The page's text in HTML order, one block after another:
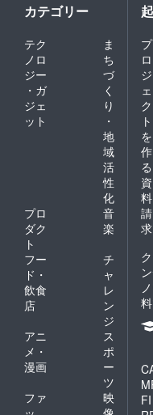
カテゴリー
テク
ノロ
ジー
・ガ
ジェ
ット
ま
ち
づ
く
り
・
地
域
活
性
化
プロ
ダク
ト
音
楽
フー
ド・
飲食
店
チ
ャ
レ
ン
ジ
アニ
メ・
漫画
ス
ポ
ー
ツ
ファ
映
プ
ロ
ジ
ェ
ク
ト
を
作
る
資
料
請
求
FI